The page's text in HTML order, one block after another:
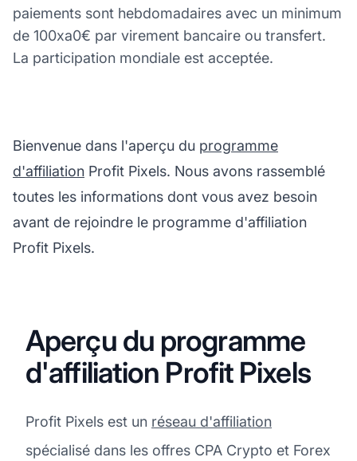
paiements sont hebdomadaires avec un minimum
de 100xa0€ par virement bancaire ou transfert.
La participation mondiale est acceptée.
Bienvenue dans l'aperçu du programme
d'affiliation Profit Pixels. Nous avons rassemblé
toutes les informations dont vous avez besoin
avant de rejoindre le programme d'affiliation
Profit Pixels.
Aperçu du programme
d'affiliation Profit Pixels
Profit Pixels est un réseau d'affiliation
spécialisé dans les offres CPA Crypto et Forex